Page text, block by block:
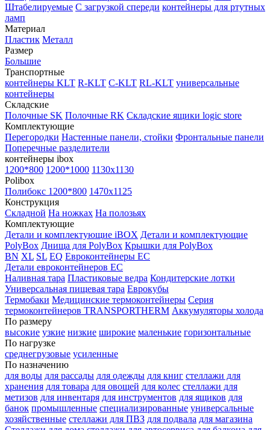
Штабелируемые С загрузкой спереди контейнеры для ртутных
ламп
Материал
Пластик Металл
Размер
Большие
Транспортные
контейнеры KLT R-KLT C-KLT RL-KLT универсальные
контейнеры
Складские
Полочные SK Полочные RK Складские ящики logic store
Комплектующие
Перегородки Настенные панели, стойки Фронтальные панели
Поперечные разделители
контейнеры ibox
1200*800 1200*1000 1130x1130
Polibox
Полибокс 1200*800 1470х1125
Конструкция
Складной На ножках На полозьях
Комплектующие
Детали и комплектующие iBOX Детали и комплектующие
PolyBox Днища для PolyBox Крышки для PolyBox
BN XL SL EQ Евроконтейнеры EC
Детали евроконтейнеров EC
Наливная тара Пластиковые ведра Кондитерские лотки
Универсальная пищевая тара Еврокубы
Термобаки Медицинские термоконтейнеры Серия
термоконтейнеров TRANSPORTHERM Аккумуляторы холода
По размеру
высокие узкие низкие широкие маленькие горизонтальные
По нагрузке
среднегрузовые усиленные
По назначению
для воды для рассады для одежды для книг стеллажи для
хранения для товара для овощей для колес стеллажи для
метизов для инвентаря для инструментов для ящиков для
банок промышленные специализированные универсальные
хозяйственные стеллажи для ПВЗ для подвала для магазина